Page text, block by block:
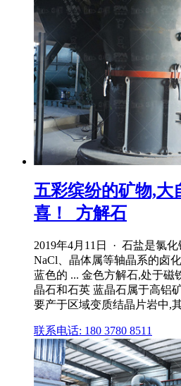
五彩缤纷的矿物,大
喜！_方解石
2019年4月11日 · 石盐是氯
NaCl、晶体属等轴晶系的卤
蓝色的 ... 金色方解石,处于磁
晶石和石英 蓝晶石属于高铝
要产于区域变质结晶片岩中,
联系电话: 180 3780 8511